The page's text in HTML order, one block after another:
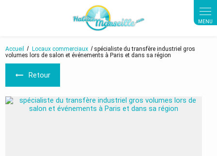
Accueil Locaux commerciaux
spécialiste du transfère industriel gros
volumes lors de salon et événements à Paris et dans sa région
Retour
Panneau de gestion des cookies